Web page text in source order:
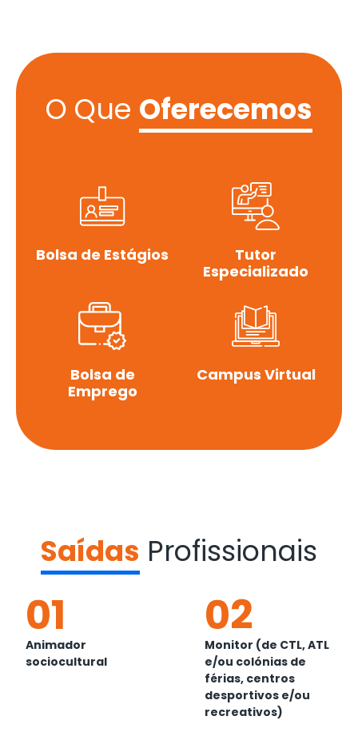
O Que Oferecemos
Bolsa de Estágios
Tutor
Especializado
Bolsa de
Emprego
Campus Virtual
Saídas Profissionais
01
Animador
sociocultural
02
Monitor (de CTL, ATL
e/ou colónias de
férias, centros
desportivos e/ou
recreativos)